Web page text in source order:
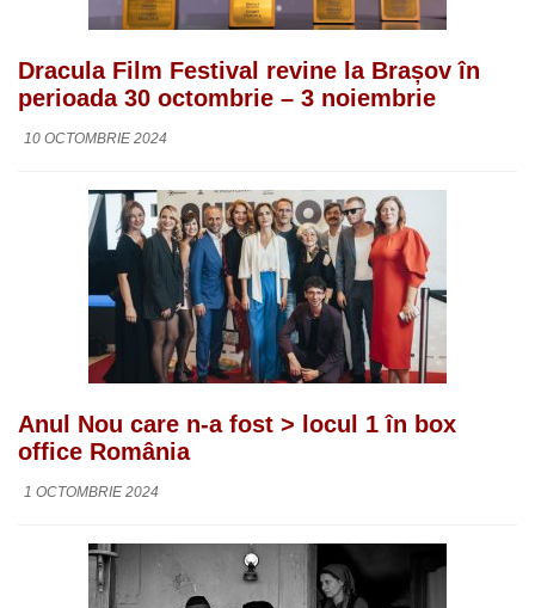
Dracula Film Festival revine la Brașov în
perioada 30 octombrie – 3 noiembrie
10 OCTOMBRIE 2024
Anul Nou care n-a fost > locul 1 în box
office România
1 OCTOMBRIE 2024